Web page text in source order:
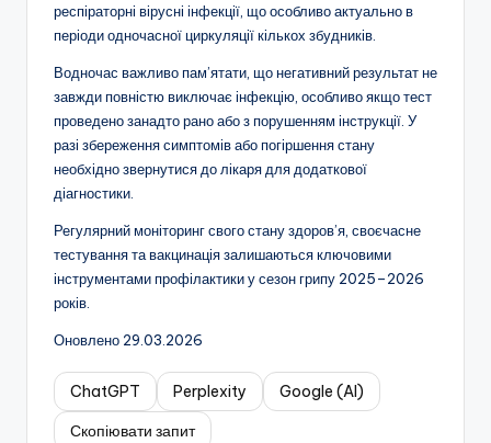
респіраторні вірусні інфекції, що особливо актуально в
періоди одночасної циркуляції кількох збудників.
Водночас важливо пам’ятати, що негативний результат не
завжди повністю виключає інфекцію, особливо якщо тест
проведено занадто рано або з порушенням інструкції. У
разі збереження симптомів або погіршення стану
необхідно звернутися до лікаря для додаткової
діагностики.
Регулярний моніторинг свого стану здоров’я, своєчасне
тестування та вакцинація залишаються ключовими
інструментами профілактики у сезон грипу 2025–2026
років.
Оновлено 29.03.2026
ChatGPT Perplexity
Google (AI)
Скопіювати запит